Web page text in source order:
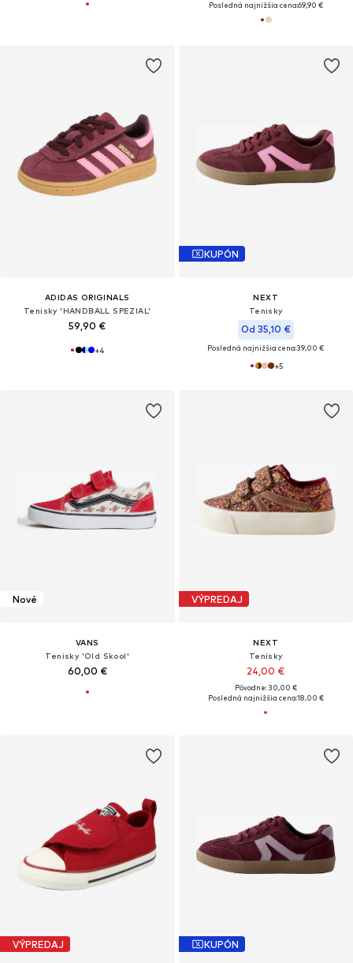
Posledná najnižšia cena:69,90 €
ADIDAS ORIGINALS
Tenisky 'HANDBALL SPEZIAL'
59,90 €
+4
KUPÓN
NEXT
Tenisky
Od 35,10 €
Posledná najnižšia cena:39,00 €
+5
Nové
VANS
Tenisky 'Old Skool'
60,00 €
VÝPREDAJ
NEXT
Tenisky
24,00 €
Pôvodne: 30,00 €
Posledná najnižšia cena:18,00 €
VÝPREDAJ KUPÓN